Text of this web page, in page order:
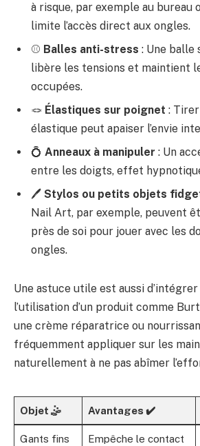
à risque, par exemple au bureau
limite l’accès direct aux ongles.
⚾ Balles anti-stress : Une balle
libère les tensions et maintient
occupées.
🪢 Élastiques sur poignet :
élastique peut apaiser l’envie
💍 Anneaux à manipuler : Un
entre les doigts, effet
🖊️ Stylos ou petits objets
Nail Art, par exemple, peuvent
près de soi pour jouer avec les
ongles.
Une astuce utile est aussi
l’utilisation d’un produit comme
une crème réparatrice ou
fréquemment appliquer sur les
naturellement à ne pas abîmer
Objet 🤹 Avantages ✔️
Gants fins
Empêche le contact